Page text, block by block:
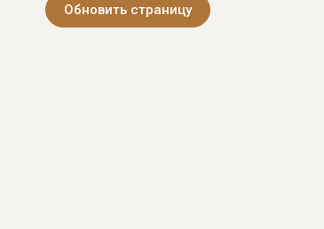
Обновить страницу